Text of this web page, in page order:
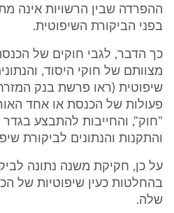
ההפרדה שבין הרשויות אינה
בפני הביקורת השיפוטית.
כך הדבר, לגבי חוקים של
מצוותם של חוקי היסוד,
שיפוטית (ראו פרשת בנק
פעולות של הכנסת או אחד
"חוק", והחייבות להתבצע בגדר
והתקנות והנתונים לביקורת
על כן, חקיקת משנה נתונה
בהחלטות כעין שיפוטיות של
שלה.